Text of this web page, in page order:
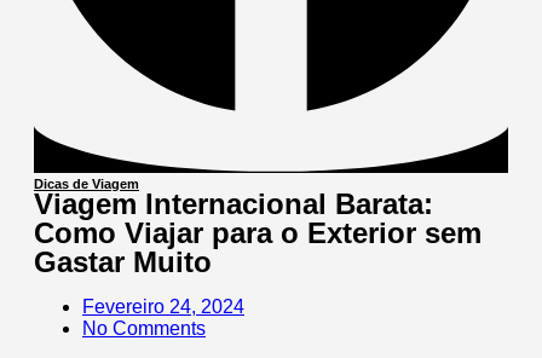
Dicas de Viagem
Viagem Internacional Barata:
Como Viajar para o Exterior sem
Gastar Muito
Fevereiro 24, 2024
No Comments